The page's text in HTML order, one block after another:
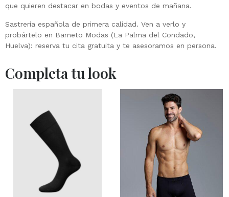
que quieren destacar en bodas y eventos de mañana.
Sastrería española de primera calidad. Ven a verlo y
probártelo en Barneto Modas (La Palma del Condado,
Huelva): reserva tu cita gratuita y te asesoramos en persona.